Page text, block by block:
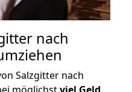
nach
Salzgitter nach